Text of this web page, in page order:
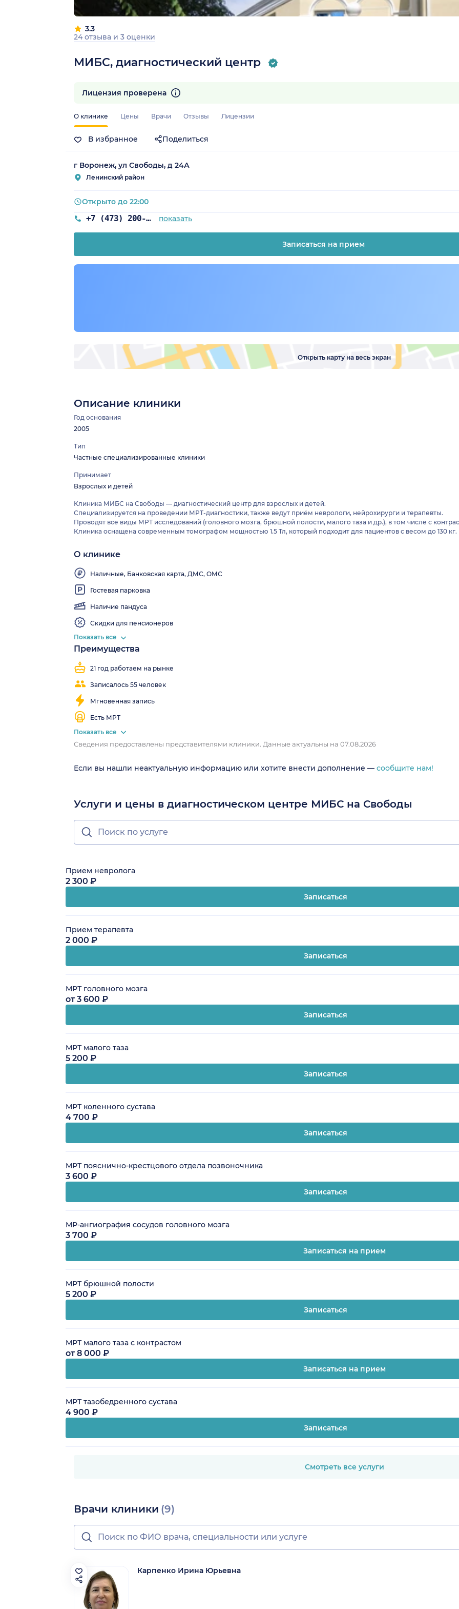
МИБС, диагностический центр
3.3
24 отзыва и 3 оценки
О клинике Цены Врачи Отзывы Лицензии
В избранное Поделиться
Лицензия проверена
г Воронеж, ул Свободы, д 24А
Ленинский район
+7 (473) 200-97-83 показать
Открыто до 22:00
Записаться на прием
Открыть карту на весь экран
Описание клиники
Год основания
2005
Тип
Частные специализированные клиники
Принимает
Взрослых и детей
Клиника МИБС на Свободы — диагностический центр для взрослых и детей.
Специализируется на проведении МРТ-диагностики, также ведут приём неврологи, нейрохирурги и терапевты.
Проводят все виды МРТ исследований (головного мозга, брюшной полости, малого таза и др.), в том числе с
Клиника оснащена современным томографом мощностью 1.5 Тл, который подходит для пациентов с весом до 130 кг.
О клинике
Наличные, Банковская карта, ДМС, ОМС
Гостевая парковка
Наличие пандуса
Скидки для пенсионеров
Fi
Показать все
Преимущества
21 год работаем на рынке
Записалось 55 человек
Мгновенная запись
Есть МРТ
клиника
Работаем
выходные
Показать все
Сведения предоставлены представителями клиники. Данные актуальны на 07.08.2026
Если вы нашли неактуальную информацию или хотите внести дополнение — сообщите нам!
Услуги и цены в диагностическом центре МИБС на Свободы
Прием невролога
2 300 ₽
Записаться
Прием терапевта
2 000 ₽
Записаться
МРТ головного мозга
от 3 600 ₽
Записаться
МРТ малого таза
5 200 ₽
Записаться
МРТ коленного сустава
4 700 ₽
Записаться
МРТ пояснично-крестцового отдела позвоночника
3 600 ₽
Записаться
МР-ангиография сосудов головного мозга
3 700 ₽
Записаться на прием
МРТ брюшной полости
5 200 ₽
Записаться
МРТ малого таза с контрастом
от 8 000 ₽
Записаться на прием
МРТ тазобедренного сустава
4 900 ₽
Записаться
Смотреть все услуги
Врачи клиники (9)
Карпенко Ирина Юрьевна